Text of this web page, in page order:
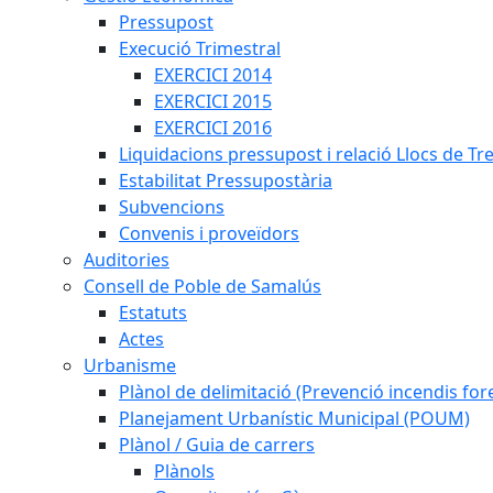
Pressupost
Execució Trimestral
EXERCICI 2014
EXERCICI 2015
EXERCICI 2016
Liquidacions pressupost i relació Llocs de
Estabilitat Pressupostària
Subvencions
Convenis i proveïdors
Auditories
Consell de Poble de Samalús
Estatuts
Actes
Urbanisme
Plànol de delimitació (Prevenció incendis
Planejament Urbanístic Municipal (POUM)
Plànol / Guia de carrers
Plànols